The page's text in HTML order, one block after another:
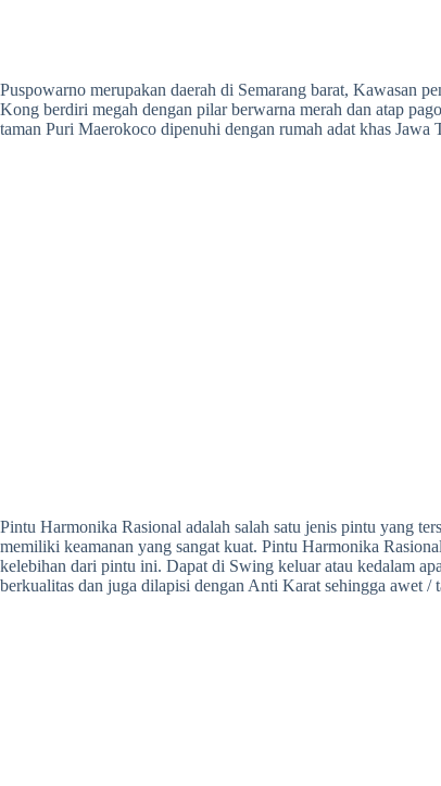
Puspowarno merupakan daerah di Semarang barat, Kawasan
Kong berdiri megah dengan pilar berwarna merah dan atap
taman Puri Maerokoco dipenuhi dengan rumah adat khas
Pintu Harmonika Rasional adalah salah satu jenis pintu yang
memiliki keamanan yang sangat kuat. Pintu Harmonika
kelebihan dari pintu ini. Dapat di Swing keluar atau kedalam
berkualitas dan juga dilapisi dengan Anti Karat sehingga awet